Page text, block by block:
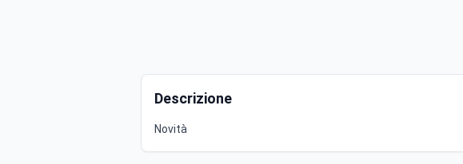
Descrizione
Novità